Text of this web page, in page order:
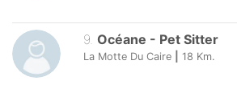
9 Océane - Pet Sitter
La Motte Du Caire 18 Km.